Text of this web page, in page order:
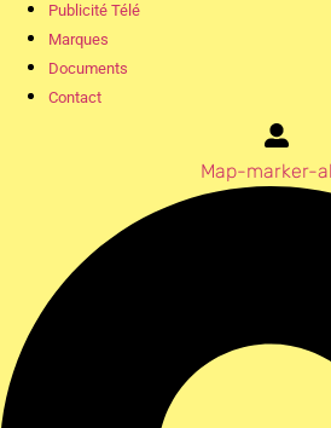
Publicité Télé
Marques
Documents
Contact
Map-marker-